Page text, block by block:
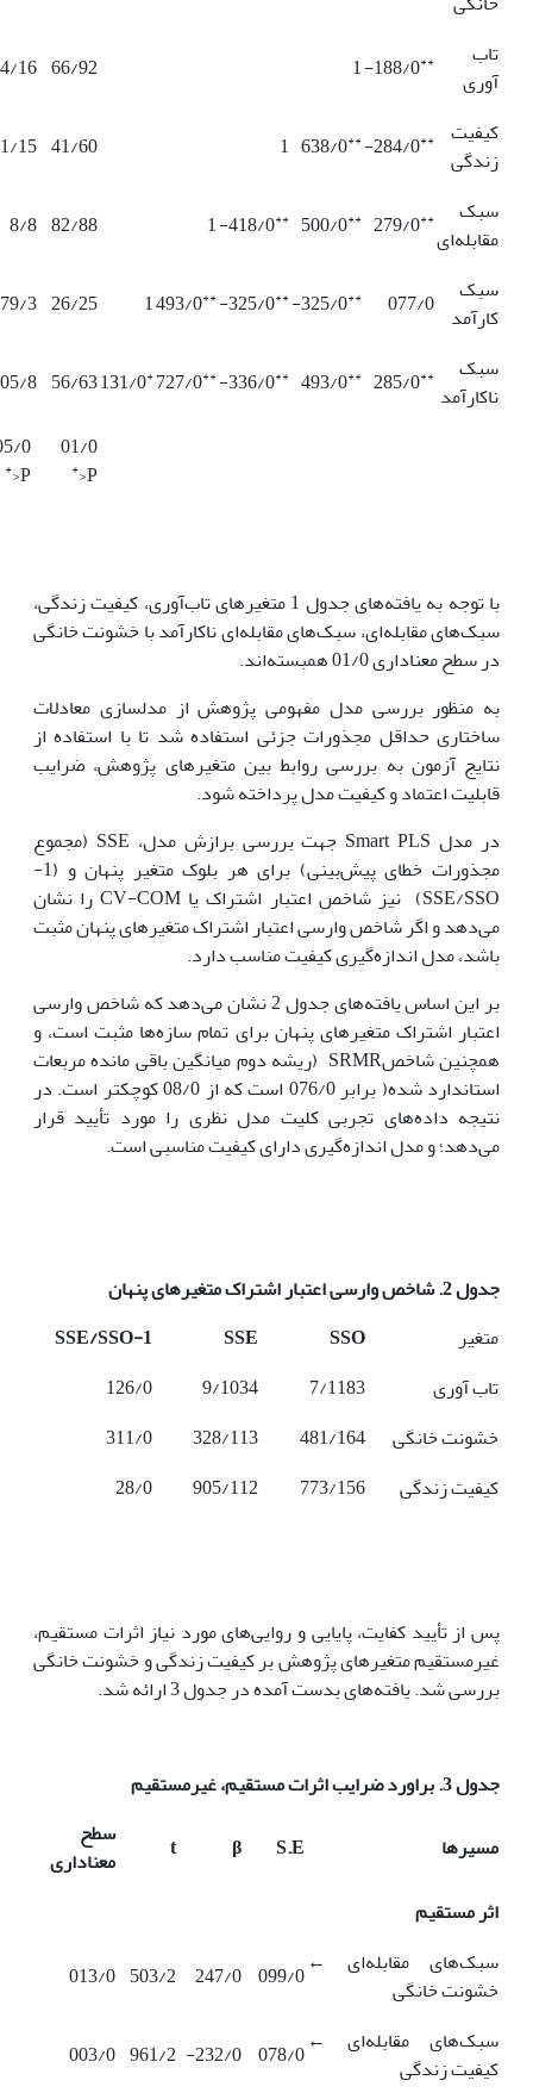
تاب
آوری
**
188/0-
1
66/92
16
کیفیت
زندگی
**
284/0-
**
638/0
1
41/60
15
سبک
مقابله‌ای
**
279/0
**
500/0
**
418/0-
1
82/88
8/8
سبک
کارآمد 077/0
**
325/0-
**
325/0-
**
493/0
1
26/25
79/3
سبک
ناکارآمد
**
285/0
**
493/0
**
336/0-
**
727/0
*
131/0
56/63
05/8
01/0
P<
*
0
P<
*
با توجه به یافته‌های جدول 1 متغیرهای تاب‌آوری، کیفیت زندگی،
سبک‌های مقابله‌ای، سبک‌های مقابله‌ای ناکارآمد با خشونت خانگی
در سطح معناداری 01/0 همبسته‌اند.
به منظور بررسی مدل مفهومی پژوهش از مدلسازی معادلات
ساختاری حداقل مجذورات جزئی استفاده شد تا با استفاده از
نتایج آزمون به بررسی روابط بین متغیرهای پژوهش، ضرایب
قابلیت اعتماد و کیفیت مدل پرداخته شود.
در مدل Smart PLS جهت بررسی برازش مدل، SSE (مجموع
مجذورات خطای پیش‌بینی) برای هر بلوک متغیر پنهان و (1-
SSE/SSO) نیز شاخص اعتبار اشتراک یا CV-COM را نشان
می‌دهد و اگر شاخص وارسی اعتبار اشتراک متغیرهای پنهان مثبت
باشد، مدل اندازه‌گیری کیفیت مناسب دارد.
بر این اساس یافته‌های جدول 2 نشان می‌دهد که شاخص وارسی
اعتبار اشتراک متغیرهای پنهان برای تمام سازه‌ها مثبت است، و
همچنین شاخصSRMR (ریشه دوم میانگین باقی مانده مربعات
استاندارد شده( برابر 076/0 است که از 08/0 کوچکتر است. در
نتیجه داده‌های تجربی کلیت مدل نظری را مورد تأیید قرار
می‌دهد؛ و مدل اندازه‌گیری دارای کیفیت مناسبی است.
جدول2. شاخصوارسیاعتباراشتراکمتغیرهایپنهان
متغیر
SSO
SSE
1-SSE/SSO
تاب آوری
7/1183
9/1034
126/0
خشونت خانگی
481/164
328/113
311/0
کیفیت زندگی
773/156
905/112
28/0
پس از تأیید کفایت، پایایی و روایی‌های مورد نیاز اثرات مستقیم،
غیرمستقیم متغیرهای پژوهش بر کیفیت زندگی و خشونت خانگی
بررسی شد. یافته‌های بدست آمده در جدول 3 ارائه شد.
جدول3. براورد ضرایب اثراتمستقیم،غیرمستقیم
مسیرها
S.E
β
t
سطح
معناداری
اثر مستقیم
سبک‌های مقابله‌ای ←
خشونت خانگی
099/0
247/0
503/2
013/0
سبک‌های مقابله‌ای ←
کیفیت زندگی
078/0
232/0-
961/2
003/0